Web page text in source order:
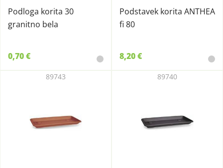
Podloga korita 30
granitno bela
0,70 €
Podstavek korita ANTHEA
fi 80
8,20 €
89743 89740